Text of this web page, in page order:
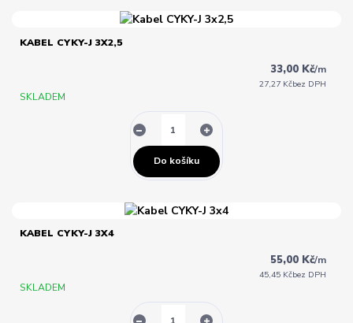
KABEL CYKY-J 3X2,5
33,00 Kč/m
27,27 Kčbez DPH
SKLADEM
Do košíku
KABEL CYKY-J 3X4
55,00 Kč/m
45,45 Kčbez DPH
SKLADEM